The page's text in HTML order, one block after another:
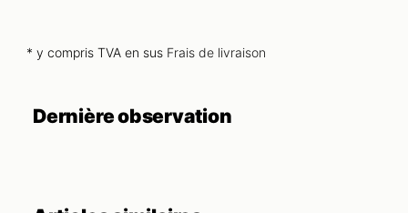
* y compris TVA en sus Frais de livraison
Dernière observation